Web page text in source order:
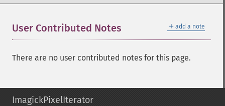
＋ add a note
User Contributed Notes
There are no user contributed notes for this page.
ImagickPixelIterator